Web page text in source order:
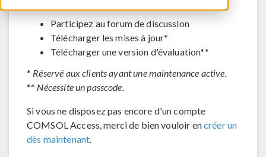
Participez au forum de discussion
Télécharger les mises à jour*
Télécharger une version d'évaluation**
* Réservé aux clients ayant une maintenance active.
** Nécessite un passcode.
Si vous ne disposez pas encore d'un compte
COMSOL Access, merci de bien vouloir encréer un
dès maintenant.